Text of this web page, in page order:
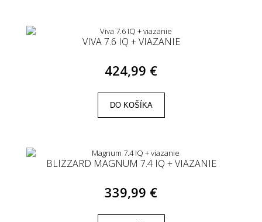
VIVA 7.6 IQ + VIAZANIE
424,99 €
DO KOŠÍKA
BLIZZARD MAGNUM 7.4 IQ + VIAZANIE
339,99 €